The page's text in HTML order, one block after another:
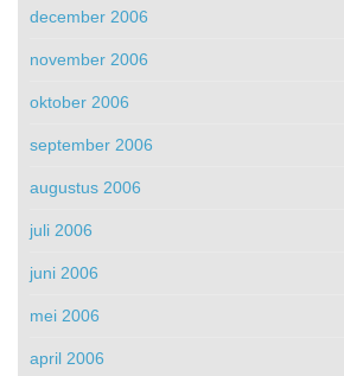
december 2006
november 2006
oktober 2006
september 2006
augustus 2006
juli 2006
juni 2006
mei 2006
april 2006